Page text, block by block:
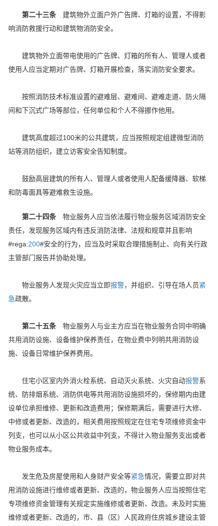
第二十三条 建筑物外立面户外广告牌、灯箱的设置，不得影
响消防救援行动和建筑物消防安全。
建筑物外立面带电使用的广告牌、灯箱的所有人、管理人或者
使用人应当定期对广告牌、灯箱开展检查，落实消防安全要求。
按照消防技术标准设置的避难层、避难间、避难走道、防火隔
间和下沉式广场等部位，任何单位和个人不得挪作他用。
建筑高度超过100米的公共建筑，应当按照规定组建微型消防
站等消防组织，建立访客安全告知制度。
鼓励高层建筑的所有人、管理人或者使用人配备缓降器、软梯
和防毒面具等避难救生设施。
第二十四条 物业服务人应当依法履行物业服务区域消防安全
责任，发现服务区域内有违反消防法律、法规和规章并且影响
#rega:200#安全的行为，应当及时采取合理措施制止、向有关行政
主管部门报告并协助处理。
物业服务人发现火灾应当立即报警，并组织、引导在场人员紧
急疏散。
第二十五条 物业服务人与业主方应当在物业服务合同中明确
共用消防设施、设备维护保养责任，在物业费中列明共用消防设
施、设备日常维护保养费用。
住宅小区室内外消火栓系统、自动灭火系统、火灾自动报警系
统、防排烟系统、消防供电等共用消防设施损坏的，保修期内由建
设单位承担维修、更新和改造费用；保修期满后，需要进行大修、
中修或者更新、改造的，相关费用按照规定在住宅专项维修资金中
列支，也可以从小区公共收益中列支，不得计入物业服务支出或者
物业服务成本。
发生危及房屋使用和人身财产安全等紧急情况，需要立即对共
用消防设施进行维修或者更新、改造的，物业服务人应当按照住宅
专项维修资金管理有关规定实施维修或者更新、改造。未及时实施
维修或者更新、改造的，市、县（区）人民政府住房城乡建设主管